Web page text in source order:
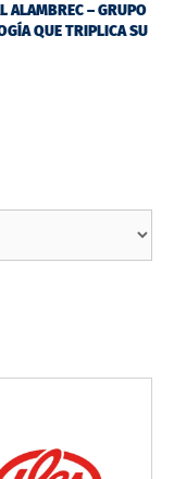
ALAMBREC – GRUPO
QUE TRIPLICA SU